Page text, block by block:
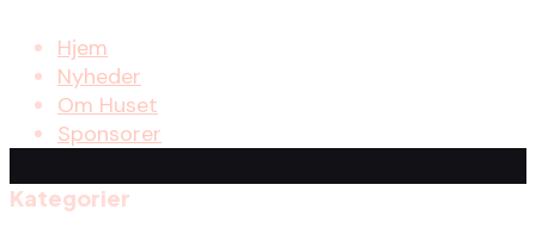
Hjem
Nyheder
Om Huset
Sponsorer
Kategorier